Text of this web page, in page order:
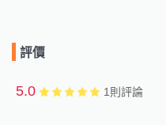
評價
5.0 1 則評論